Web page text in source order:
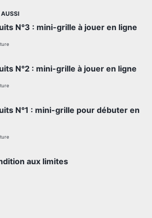
AUSSI
N°3 : mini-grille à jouer en ligne
N°2 : mini-grille à jouer en ligne
N°1 : mini-grille pour débuter en
aux limites